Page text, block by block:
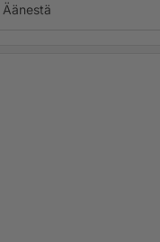
Äänestä